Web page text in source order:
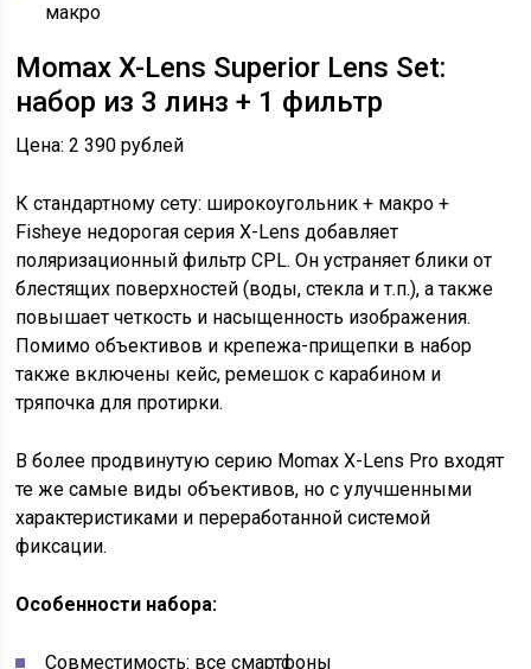
макро
Momax X-Lens Superior Lens Set:
набор из 3 линз + 1 фильтр
Цена: 2 390 рублей
К стандартному сету: широкоугольник + макро +
Fisheye недорогая серия X-Lens добавляет
поляризационный фильтр CPL. Он устраняет блики от
блестящих поверхностей (воды, стекла и т.п.), а также
повышает четкость и насыщенность изображения.
Помимо объективов и крепежа-прищепки в набор
также включены кейс, ремешок с карабином и
тряпочка для протирки.
В более продвинутую серию Momax X-Lens Pro входят
те же самые виды объективов, но с улучшенными
характеристиками и переработанной системой
фиксации.
Особенности набора:
Совместимость: все смартфоны